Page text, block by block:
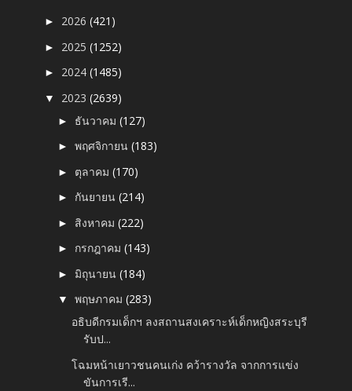
► 2026(421)
► 2025(1252)
► 2024(1485)
▼ 2023(2639)
► ธันวาคม(127)
►พฤศจิกายน(183)
► ตุลาคม(170)
► กันยายน(214)
► สิงหาคม(222)
► กรกฎาคม(143)
► มิถุนายน(184)
▼พฤษภาคม(283)
อธิบดีกรมเด็กฯ ลงสถานสงเคราะห์เด็กหญิงสระบุรี
รับป...
โฉมหน้าเยาวชนคนเก่ง คว้ารางวัล จากการแข่ง
ขันการเรี...